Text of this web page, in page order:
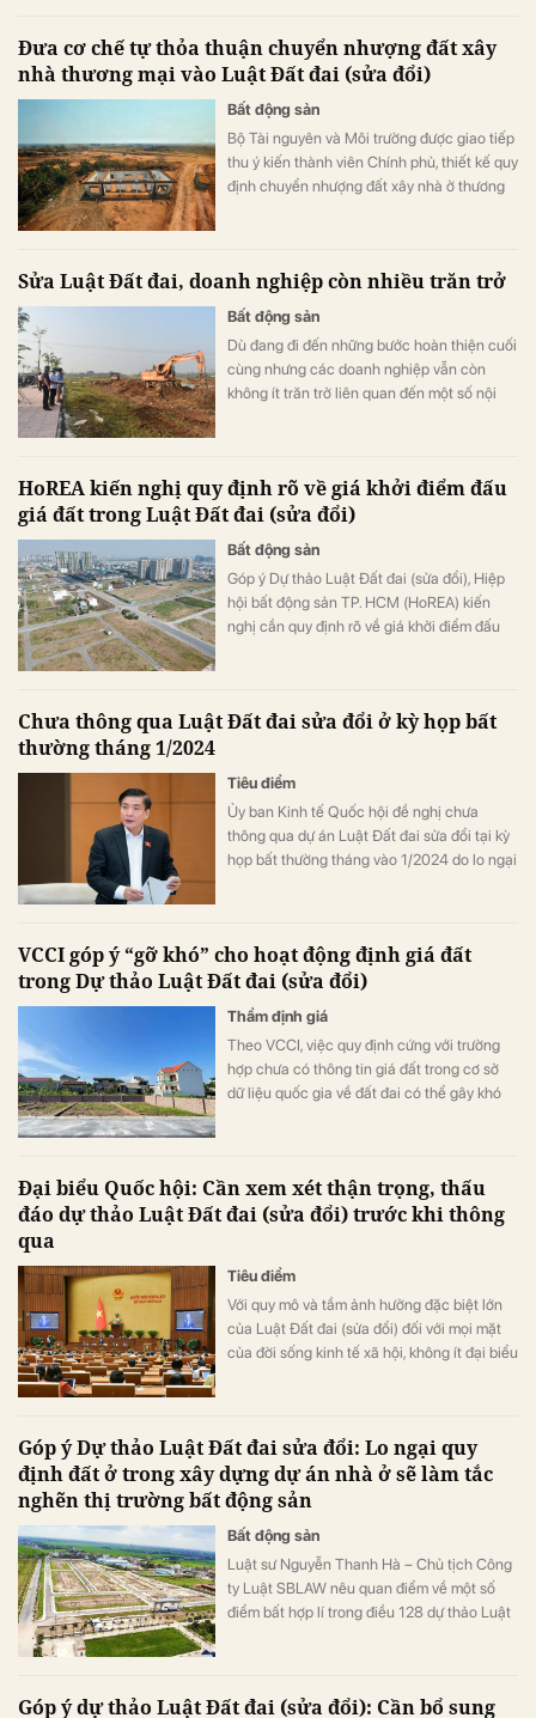
Đưa cơ chế tự thỏa thuận chuyển nhượng đất xây
nhà thương mại vào Luật Đất đai (sửa đổi)
Bất động sản
Bộ Tài nguyên và Môi trường được giao tiếp
thu ý kiến thành viên Chính phủ, thiết kế quy
định chuyển nhượng đất xây nhà ở thương
Sửa Luật Đất đai, doanh nghiệp còn nhiều trăn trở
Bất động sản
Dù đang đi đến những bước hoàn thiện cuối
cùng nhưng các doanh nghiệp vẫn còn
không ít trăn trở liên quan đến một số nội
HoREA kiến nghị quy định rõ về giá khởi điểm đấu
giá đất trong Luật Đất đai (sửa đổi)
Bất động sản
Góp ý Dự thảo Luật Đất đai (sửa đổi), Hiệp
hội bất động sản TP. HCM (HoREA) kiến
nghị cần quy định rõ về giá khởi điểm đấu
Chưa thông qua Luật Đất đai sửa đổi ở kỳ họp bất
thường tháng 1/2024
Tiêu điểm
Ủy ban Kinh tế Quốc hội đề nghị chưa
thông qua dự án Luật Đất đai sửa đổi tại kỳ
họp bất thường tháng vào 1/2024 do lo ngại
VCCI góp ý “gỡ khó” cho hoạt động định giá đất
trong Dự thảo Luật Đất đai (sửa đổi)
Thẩm định giá
Theo VCCI, việc quy định cứng với trường
hợp chưa có thông tin giá đất trong cơ sở
dữ liệu quốc gia về đất đai có thể gây khó
Đại biểu Quốc hội: Cần xem xét thận trọng, thấu
đáo dự thảo Luật Đất đai (sửa đổi) trước khi thông
qua
Tiêu điểm
Với quy mô và tầm ảnh hưởng đặc biệt lớn
của Luật Đất đai (sửa đổi) đối với mọi mặt
của đời sống kinh tế xã hội, không ít đại biểu
Góp ý Dự thảo Luật Đất đai sửa đổi: Lo ngại quy
định đất ở trong xây dựng dự án nhà ở sẽ làm tắc
nghẽn thị trường bất động sản
Bất động sản
Luật sư Nguyễn Thanh Hà – Chủ tịch Công
ty Luật SBLAW nêu quan điểm về một số
điểm bất hợp lí trong điều 128 dự thảo Luật
Góp ý dự thảo Luật Đất đai (sửa đổi): Cần bổ sung